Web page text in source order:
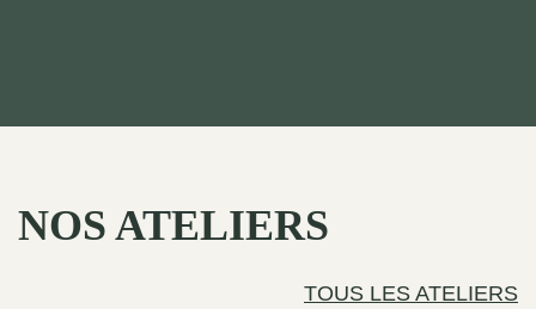
NOS ATELIERS
TOUS LES ATELIERS